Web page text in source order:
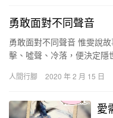
勇敢面對不同聲音
勇敢面對不同聲音 惟雯說
擊、噓聲、冷落，便決定
人間行腳 2020 年 2 月 15 日
愛